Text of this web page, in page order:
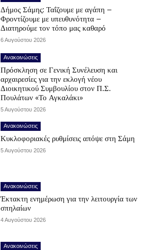
Δήμος Σάμης: Ταΐζουμε με αγάπη –
Φροντίζουμε με υπευθυνότητα –
Διατηρούμε τον τόπο μας καθαρό
6 Αυγούστου 2026
Ανακοινώσεις
Πρόσκληση σε Γενική Συνέλευση και
αρχαιρεσίες για την εκλογή νέου
Διοικητικού Συμβουλίου στον Π.Σ.
Πουλάτων «Το Αγκαλάκι»
5 Αυγούστου 2026
Ανακοινώσεις
Κυκλοφοριακές ρυθμίσεις απόψε στη Σάμη
5 Αυγούστου 2026
Ανακοινώσεις
Έκτακτη ενημέρωση για την λειτουργία των
σπηλαίων
4 Αυγούστου 2026
Ανακοινώσεις